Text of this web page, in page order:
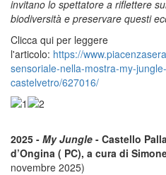
invitano lo spettatore a riflettere
biodiversità e preservare questi
Clicca qui per leggere
l'articolo: https://
sensoriale-nella-mostra-my-
castelvetro/627016/
2025 - My Jungle - Castello
d’Ongina ( PC), a cura di
novembre 2025)